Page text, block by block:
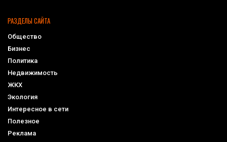
РАЗДЕЛЫ САЙТА
Общество
Бизнес
Политика
Недвижимость
ЖКХ
Экология
Интересное в сети
Полезное
Реклама